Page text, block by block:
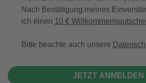
Nach Bestätigung meines
ich einen 10 €
Bitte beachte auch unsere
JETZT ANMELDEN